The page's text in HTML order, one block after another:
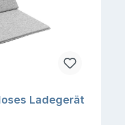
Ladegerät